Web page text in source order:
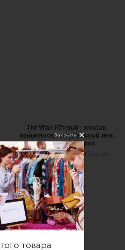
The Wall (Стена) : рюкзак,
вещмешок, натуральный лен,
кирпич в подарок
МастерТень - вне шаблонов
3300 ₽
Закрыть
товара